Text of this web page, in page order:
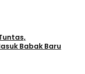
Babak Baru